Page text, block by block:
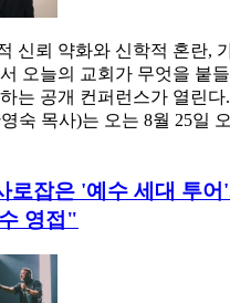
신뢰 약화와 신학적 혼란,
오늘의 교회가 무엇을 붙
는 공개 컨퍼런스가 열린다
숙 목사)는 오는 8월 25일
로잡은 '예수 세대 투
영접"